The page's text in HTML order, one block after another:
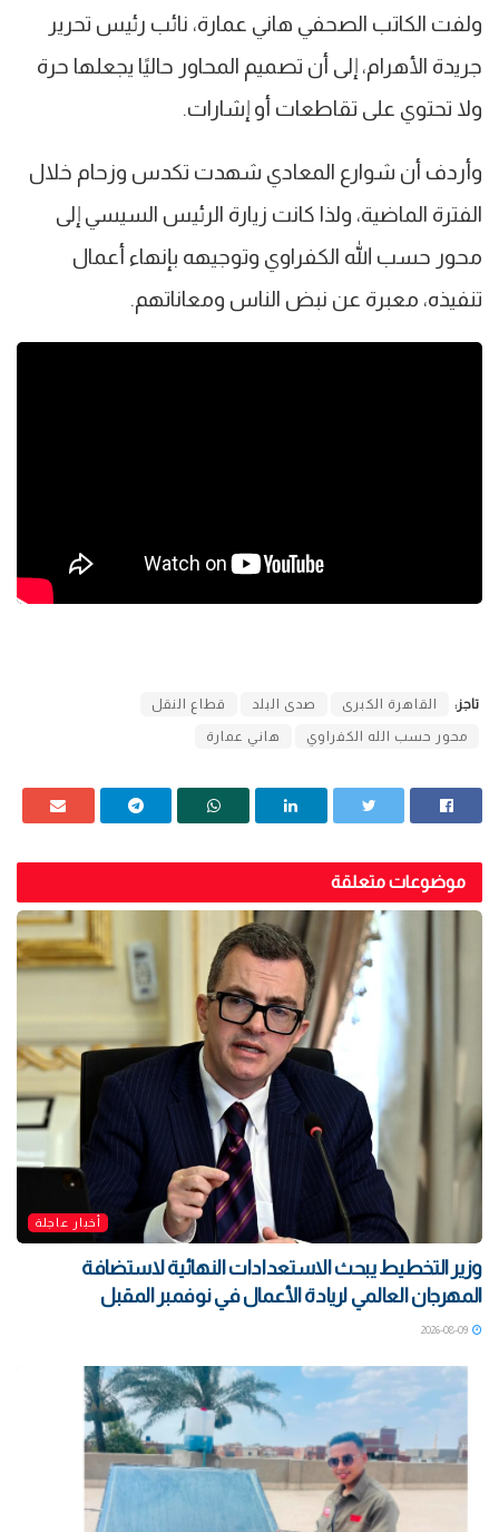
ولفت الكاتب الصحفي هاني عمارة، نائب رئيس تحرير
جريدة الأهرام، إلى أن تصميم المحاور حاليًا يجعلها حرة
ولا تحتوي على تقاطعات أو إشارات.
وأردف أن شوارع المعادي شهدت تكدس وزحام خلال
الفترة الماضية، ولذا كانت زيارة الرئيس السيسي إلى
محور حسب الله الكفراوي وتوجيهه بإنهاء أعمال
تنفيذه، معبرة عن نبض الناس ومعاناتهم.
تاجز: القاهرة الكبرى صدى البلد قطاع النقل
محور حسب الله الكفراوي هاني عمارة
موضوعات متعلقة
أخبار عاجلة
وزير التخطيط يبحث الاستعدادات النهائية لاستضافة
المهرجان العالمي لريادة الأعمال في نوفمبر المقبل